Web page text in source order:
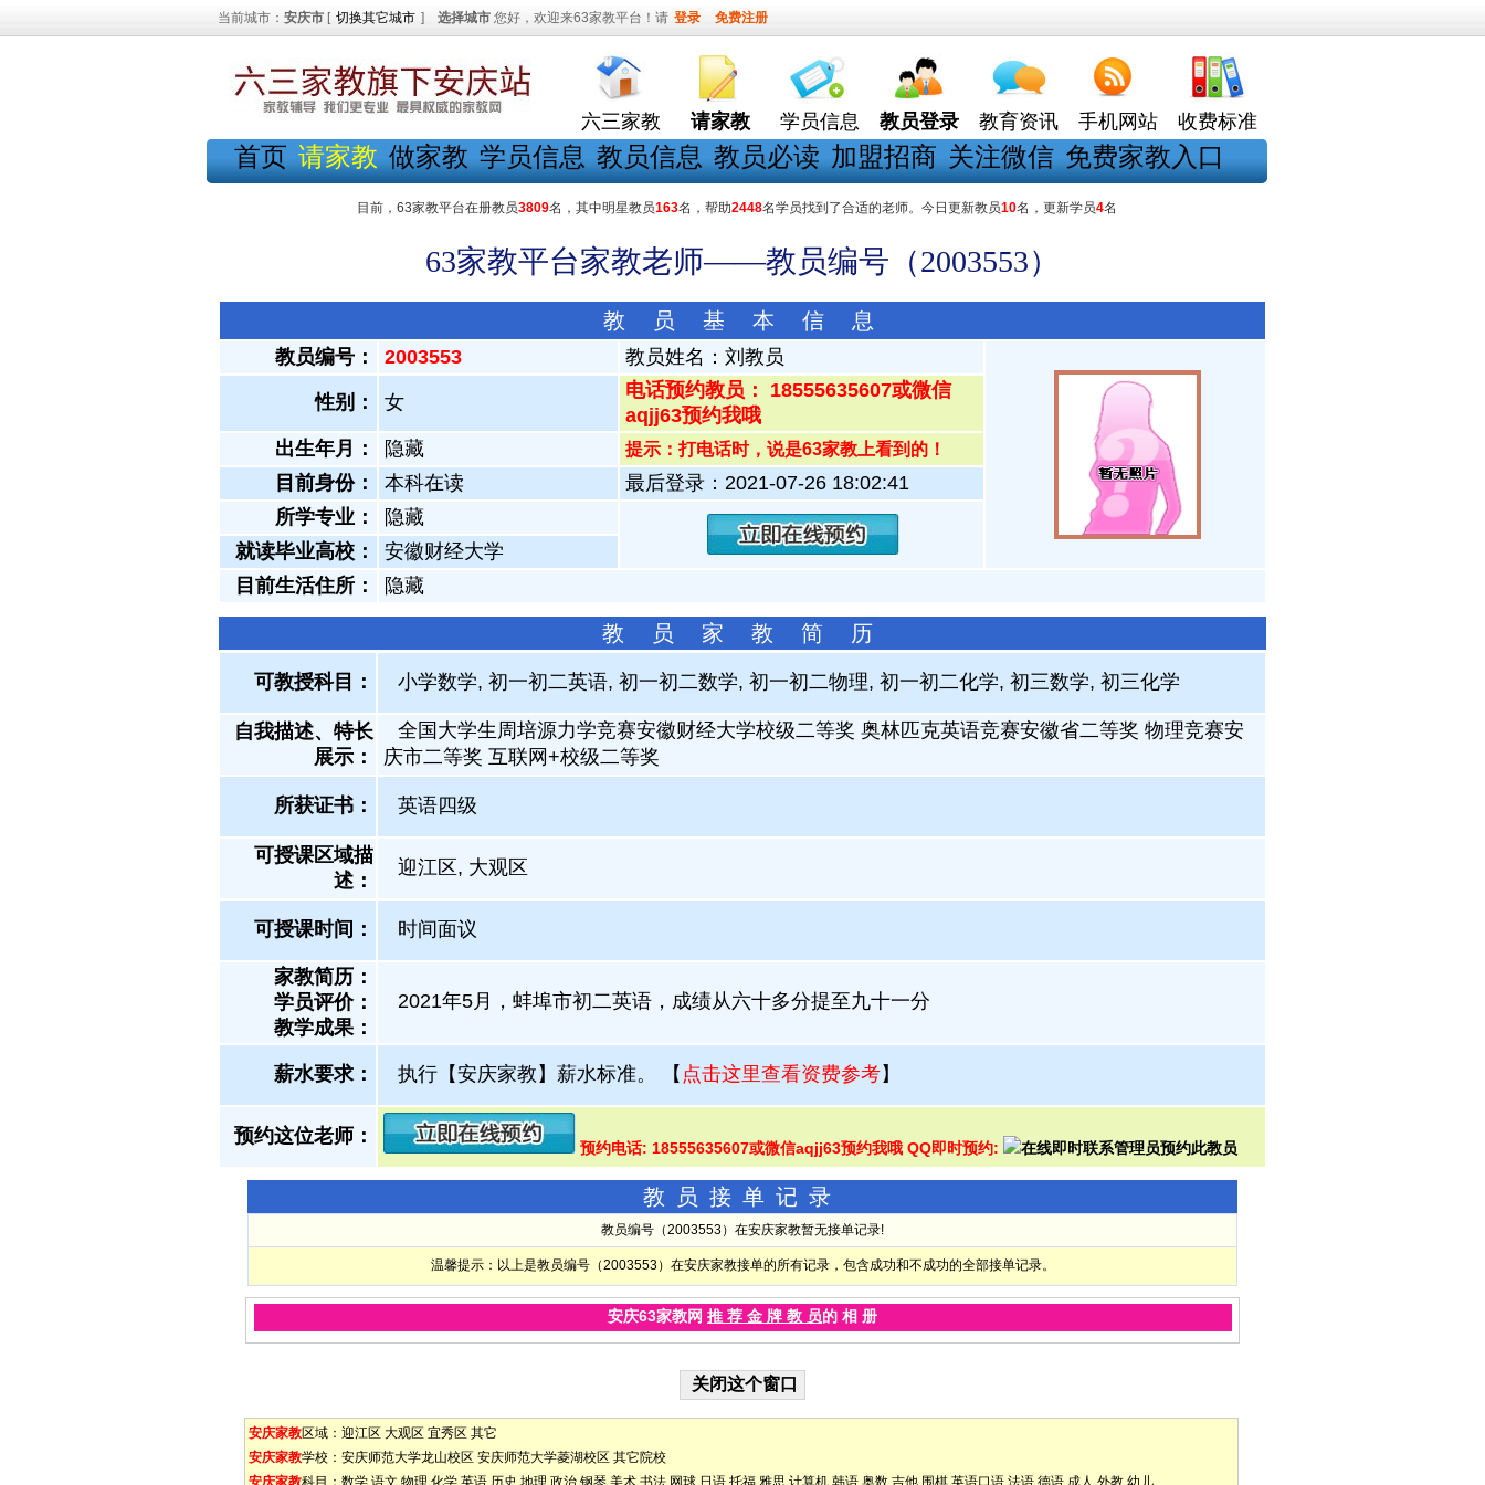
当前城市： 安庆市 [ 切换其它城市 ] 选择城市 您好，欢迎来63家教平台！请 登录 免费注册
六三家教 请家教 学员信息 教员登录 教育资讯 手机网站 收费标准
首页 请家教 做家教 学员信息 教员信息 教员必读 加盟招商 关注微信 免费家教入口
目前，63家教平台在册教员3809名，其中明星教员163名，帮助2448名学员找到了合适的老师。今日更新教员10名，更新学员4名
63家教平台家教老师——教员编号（2003553）
教 员 基 本 信 息
教员编号： 2003553 教员姓名： 刘教员
性别： 女
电话预约教员： 18555635607或微信
aqjj63预约我哦
出生年月：
隐藏 提示：打电话时，说是63家教上看到的！
目前身份： 本科在读
最后登录：2021-07-26 18:02:41
所学专业：
隐藏
就读毕业高校：
安徽财经大学
目前生活住所：
隐藏
教 员 家 教 简 历
可教授科目： 小学数学, 初一初二英语, 初一初二数学, 初一初二物理, 初一初二化学, 初三数学, 初三化学
自我描述、特长
展示 ：
全国大学生周培源力学竞赛安徽财经大学校级二等奖 奥林匹克英语竞赛安徽省二等奖 物理竞赛安
庆市二等奖 互联网+校级二等奖
所获证书 ： 英语四级
可授课区域描
述：
迎江区, 大观区
可授课时间： 时间面议
家教简历：
学员评价：
教学成果：
2021年5月，蚌埠市初二英语，成绩从六十多分提至九十一分
薪水要求： 执行【安庆家教】薪水标准。 【 点击这里查看资费参考】
预约这位老师：
预约电话: 18555635607或微信aqjj63预约我哦 QQ即时预约:
教员接单记录
教员编号（2003553）在安庆家教暂无接单记录!
温馨提示：以上是教员编号（2003553）在安庆家教接单的所有记录，包含成功和不成功的全部接单记录。
安庆63家教网 推 荐 金 牌 教 员的 相 册
安庆家教区域： 迎江区 大观区 宜秀区 其它
安庆家教学校： 安庆师范大学龙山校区 安庆师范大学菱湖校区 其它院校
安庆家教科目： 数学 语文 物理 化学 英语 历史 地理 政治 钢琴 美术 书法 网球 日语 托福 雅思 计算机 韩语 奥数 吉他 围棋 英语口语 法语 德语 成人 外教 幼儿